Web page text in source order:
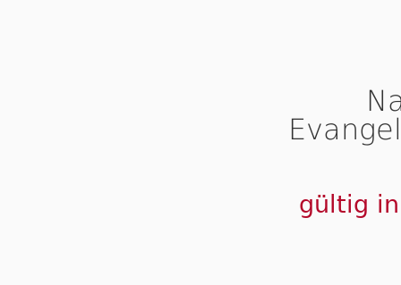
gültig